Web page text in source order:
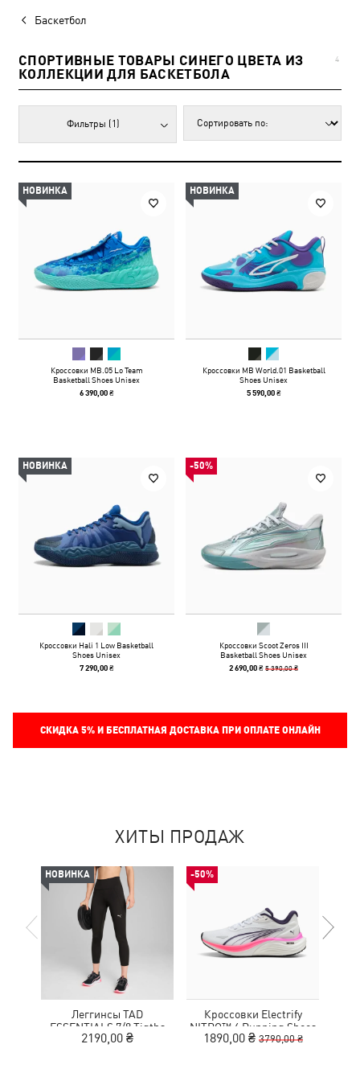
Баскетбол
СПОРТИВНЫЕ ТОВАРЫ СИНЕГО ЦВЕТА ИЗ
КОЛЛЕКЦИИ ДЛЯ БАСКЕТБОЛА
4
Фильтры (1)
НОВИНКА
Кроссовки MB.05 Lo Team
Basketball Shoes Unisex
6 390,00 ₴
НОВИНКА
Кроссовки MB World.01 Basketball
Shoes Unisex
5 590,00 ₴
НОВИНКА
Кроссовки Hali 1 Low Basketball
Shoes Unisex
7 290,00 ₴
-50%
Кроссовки Scoot Zeros III
Basketball Shoes Unisex
2 690,00 ₴5 390,00 ₴
СКИДКА 5%И БЕСПЛАТНАЯ ДОСТАВКА ПРИ ОПЛАТЕ ОНЛАЙН
ХИТЫ ПРОДАЖ
НОВИНКА
Леггинсы TAD
ESSENTIALS 7/8 Tigths
Women
2190,00 ₴
-50%
Кроссовки Electrify
NITRO™ 4 Running Shoes
Youth
1890,00 ₴ 3790,00 ₴